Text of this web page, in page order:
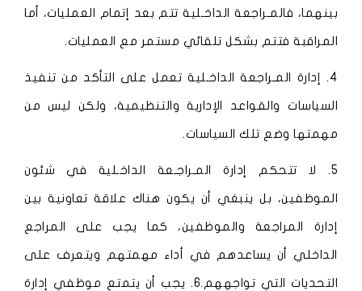
بينهما، فالمـراجعة الداخـلية تتم بعد إتمام العمليات، أما
المراقبة فتتم بشكل تلقائي مستمر مع العمليات.
4. إدارة المـراجعة الداخـلية تعمل على التأكد من تنفيذ
السياسات والقواعد الإدارية والتنظيمية، ولكن ليس من
مهمتها وضع تلك السياسات.
5. لا تتحكم إدارة المـراجـعة الداخـلية في شئون
الموظفين، بل ينبغي أن يكون هناك علاقة تعاونية بين
إدارة المراجعة والموظفين، كما يجب على المراجع
الداخلي أن يساعدهم في أداء مهمتهم ويتعرف على
التحديات التي تواجههم. 6. يجب أن يتمتع موظفي إدارة